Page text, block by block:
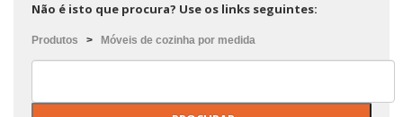
Não é isto que procura? Use os links seguintes:
Produtos > Móveis de cozinha por medida